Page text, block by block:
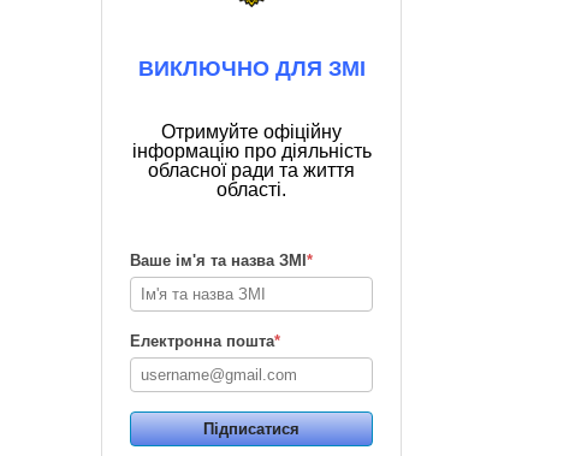
ВИКЛЮЧНО ДЛЯ ЗМІ
Отримуйте офіційну
інформацію про діяльність
обласної ради та життя
області.
Ваше ім'я та назва ЗМІ*
Електронна пошта*
Підписатися